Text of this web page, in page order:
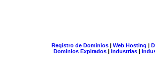
Registro de Dominios| Web Hosting |
Dominios Expirados | Industrias |